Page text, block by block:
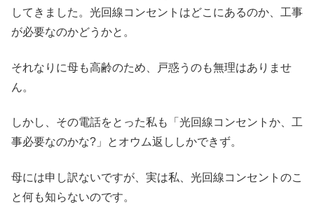
してきました。光回線コンセントはどこにあるのか、工事
が必要なのかどうかと。
それなりに母も高齢のため、戸惑うのも無理はありませ
ん。
しかし、その電話をとった私も「光回線コンセントか、工
事必要なのかな?」とオウム返ししかできず。
母には申し訳ないですが、実は私、光回線コンセントのこ
と何も知らないのです。